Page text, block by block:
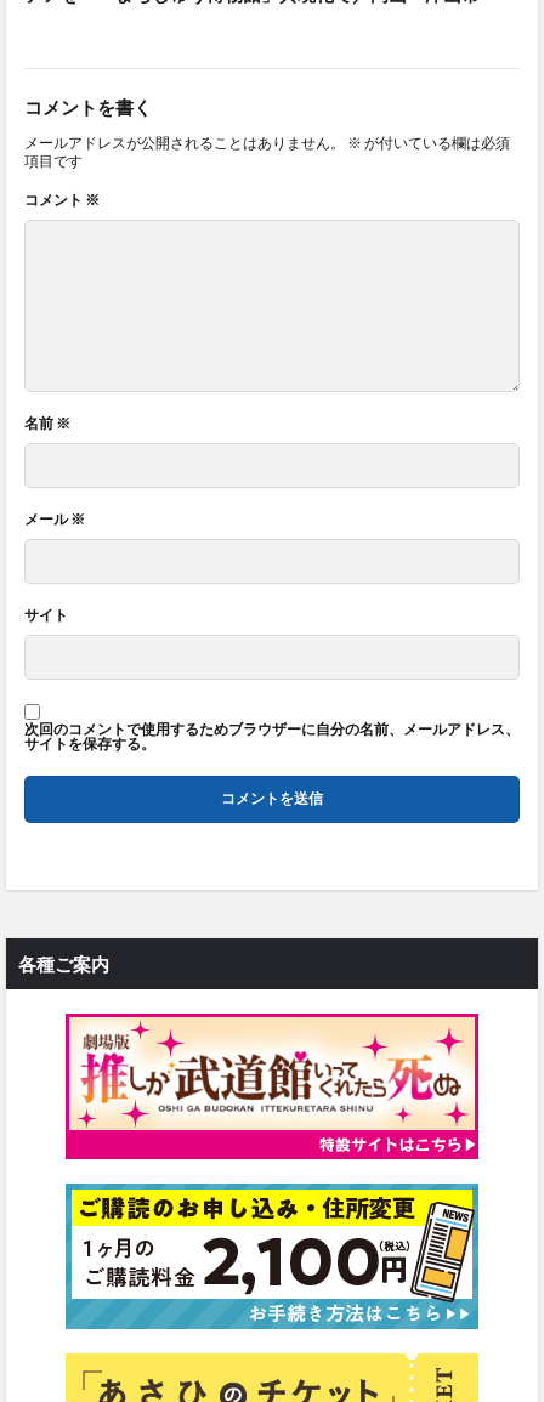
コメントを書く
メールアドレスが公開されることはありません。 ※ が付いている欄は必須
項目です
コメント ※
名前 ※
メール※
サイト
次回のコメントで使用するためブラウザーに自分の名前、メールアドレス、
サイトを保存する。
各種ご案内